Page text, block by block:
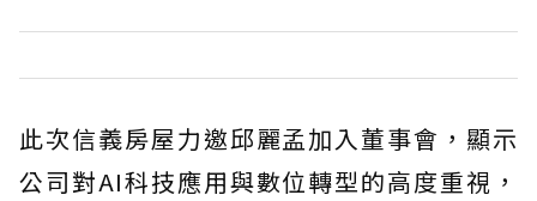
此次信義房屋力邀邱麗孟加入董事會，顯示
公司對AI科技應用與數位轉型的高度重視，